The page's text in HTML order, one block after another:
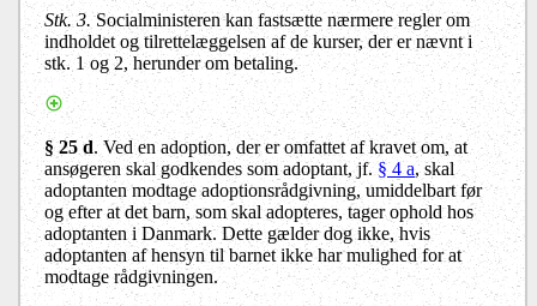
Stk. 3. Socialministerenkan fastsætte nærmere regler om
indholdet og tilrettelæggelsen af de kurser, der er nævnt i
stk. 1 og 2, herunder om betaling.
§ 25 d. Ved en adoption, der er omfattet af kravet om, at
ansøgeren skal godkendes som adoptant, jf. § 4 a, skal
adoptanten modtage adoptionsrådgivning, umiddelbart før
og efter at det barn, som skal adopteres, tager ophold hos
adoptanten i Danmark. Dette gælder dog ikke, hvis
adoptanten af hensyn til barnet ikke har mulighed for at
modtage rådgivningen.